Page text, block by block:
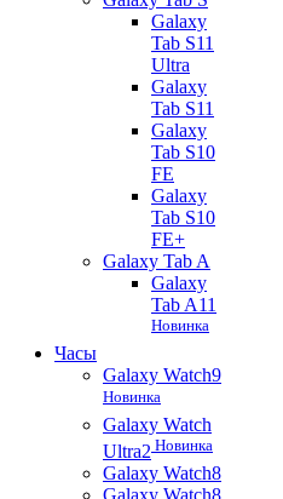
Galaxy
Tab S11
Ultra
Galaxy
Tab S11
Galaxy
Tab S10
FE
Galaxy
Tab S10
FE+
Galaxy Tab A
Galaxy
Tab A11
Новинка
Часы
Galaxy Watch9
Новинка
Galaxy Watch
Ultra2 Новинка
Galaxy Watch8
Galaxy Watch8